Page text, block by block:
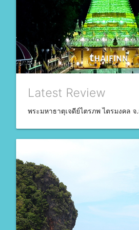
Latest Review
พระมหาธาตุเจดีย์ไตรภพ ไตรมงคล จ